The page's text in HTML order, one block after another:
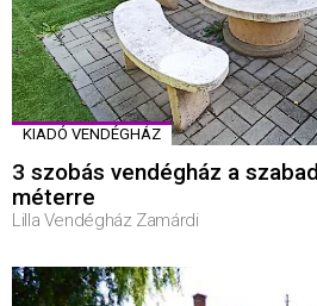
KIADÓ VENDÉGHÁZ
3 szobás vendégház a
méterre
Lilla Vendégház Zamárdi